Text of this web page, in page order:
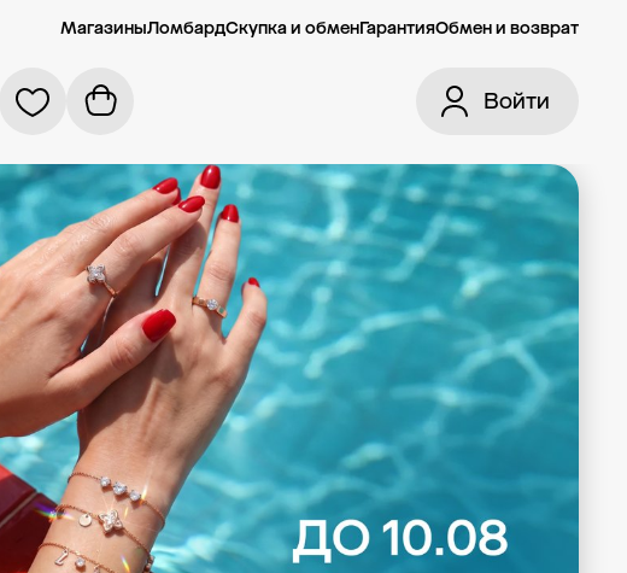
МагазиныЛомбардСкупка и обменГарантияОбмен и возврат
Войти